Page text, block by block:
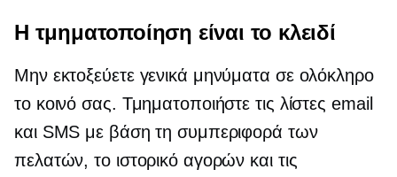
Η τμηματοποίηση είναι το κλειδί
Μην εκτοξεύετε γενικά μηνύματα σε ολόκληρο
το κοινό σας. Τμηματοποιήστε τις λίστες email
και SMS με βάση τη συμπεριφορά των
πελατών, το ιστορικό αγορών και τις